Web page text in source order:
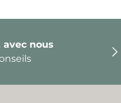
avec nous